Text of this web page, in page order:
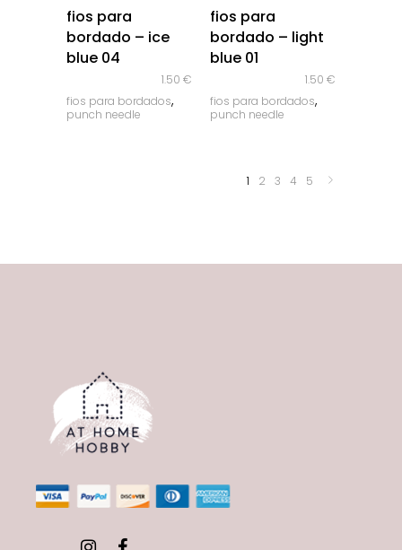
fios para
bordado – ice
blue 04
1.50 €
fios para bordados,
punch needle
fios para
bordado – light
blue 01
1.50 €
fios para bordados,
punch needle
1 2 3 4 5